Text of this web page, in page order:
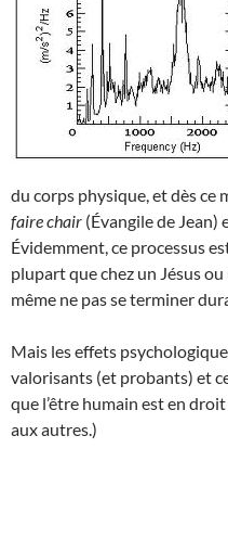
du corps physique, et dès ce
faire chair (Évangile de Jean)
Évidemment, ce processus
plupart que chez un Jésus
même ne pas se terminer
Mais les effets
valorisants (et probants) et
que l’être humain est en
aux autres.)